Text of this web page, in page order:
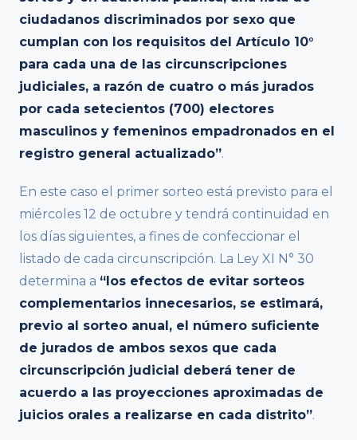
ciudadanos discriminados por sexo que
cumplan con los requisitos del Artículo 10°
para cada una de las circunscripciones
judiciales, a razón de cuatro o más jurados
por cada setecientos (700) electores
masculinos y femeninos empadronados en el
registro general actualizado”.
En este caso el primer sorteo está previsto para el
miércoles 12 de octubre y tendrá continuidad en
los días siguientes, a fines de confeccionar el
listado de cada circunscripción. La Ley XI N° 30
determina a “los efectos de evitar sorteos
complementarios innecesarios, se estimará,
previo al sorteo anual, el número suficiente
de jurados de ambos sexos que cada
circunscripción judicial deberá tener de
acuerdo a las proyecciones aproximadas de
juicios orales a realizarse en cada distrito”.